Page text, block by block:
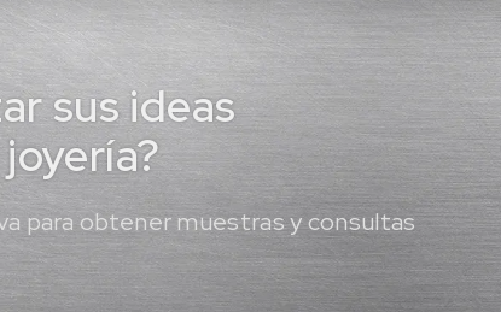
sus ideas
para obtener muestras y consultas